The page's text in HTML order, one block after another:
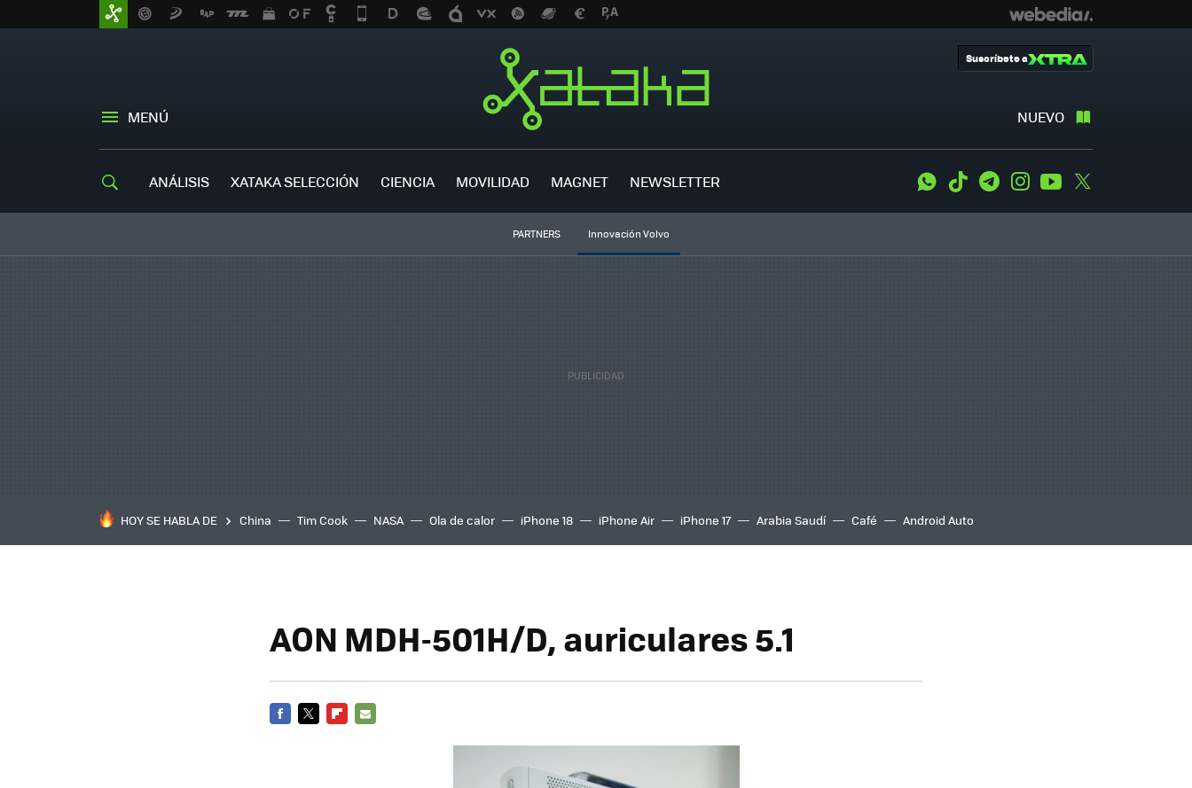
MENÚ NUEVO
Suscríbete a
ANÁLISIS XATAKA SELECCIÓN CIENCIA MOVILIDAD MAGNET NEWSLETTER WhatsApp
Tiktok TelegramInstagramYoutube
PARTNERS Innovación Volvo
HOY SE HABLA DE China Tim Cook NASA Ola de calor iPhone 18 iPhone Air iPhone 17 Arabia Saudí Café Android Auto
AON MDH-501H/D, auriculares 5.1